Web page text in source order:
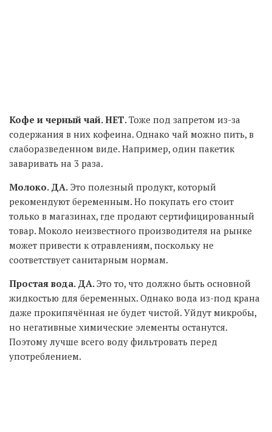
Кофе и черный чай. НЕТ.Тоже под запретом из-за
содержания в них кофеина. Однако чай можно пить, в
слаборазведенном виде. Например, один пакетик
заваривать на 3 раза.
Молоко. ДА. Это полезный продукт, который
рекомендуют беременным. Но покупать его стоит
только в магазинах, где продают сертифицированный
товар. Моколо неизвестного производителя на рынке
может привести к отравлениям, поскольку не
соответствует санитарным нормам.
Простая вода. ДА.Это то, что должно быть основной
жидкостью для беременных. Однако вода из-под крана
даже прокипячённая не будет чистой. Уйдут микробы,
но негативные химические элементы останутся.
Поэтому лучше всего воду фильтровать перед
употреблением.